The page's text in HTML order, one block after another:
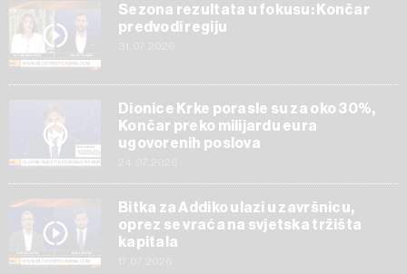
Sezona rezultata u fokusu: Končar
predvodi regiju
Dionice Krke porasle su za oko 30%,
Končar preko milijardu eura
ugovorenih poslova
Bitka za Addiko ulazi u završnicu,
oprez se vraća na svjetska tržišta
kapitala